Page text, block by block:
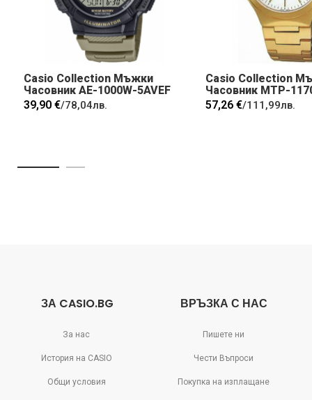
Casio Collection Мъжки
Часовник AE-1000W-5AVEF
39,90 €/78,04лв.
Casio Collection
Часовник MTP-
57,26 €/111,99лв.
ЗА CASIO.BG
За нас
История на CASIO
Общи условия
ВРЪЗКА С НАС
Пишете ни
Чести Въпроси
Покупка на изплащане